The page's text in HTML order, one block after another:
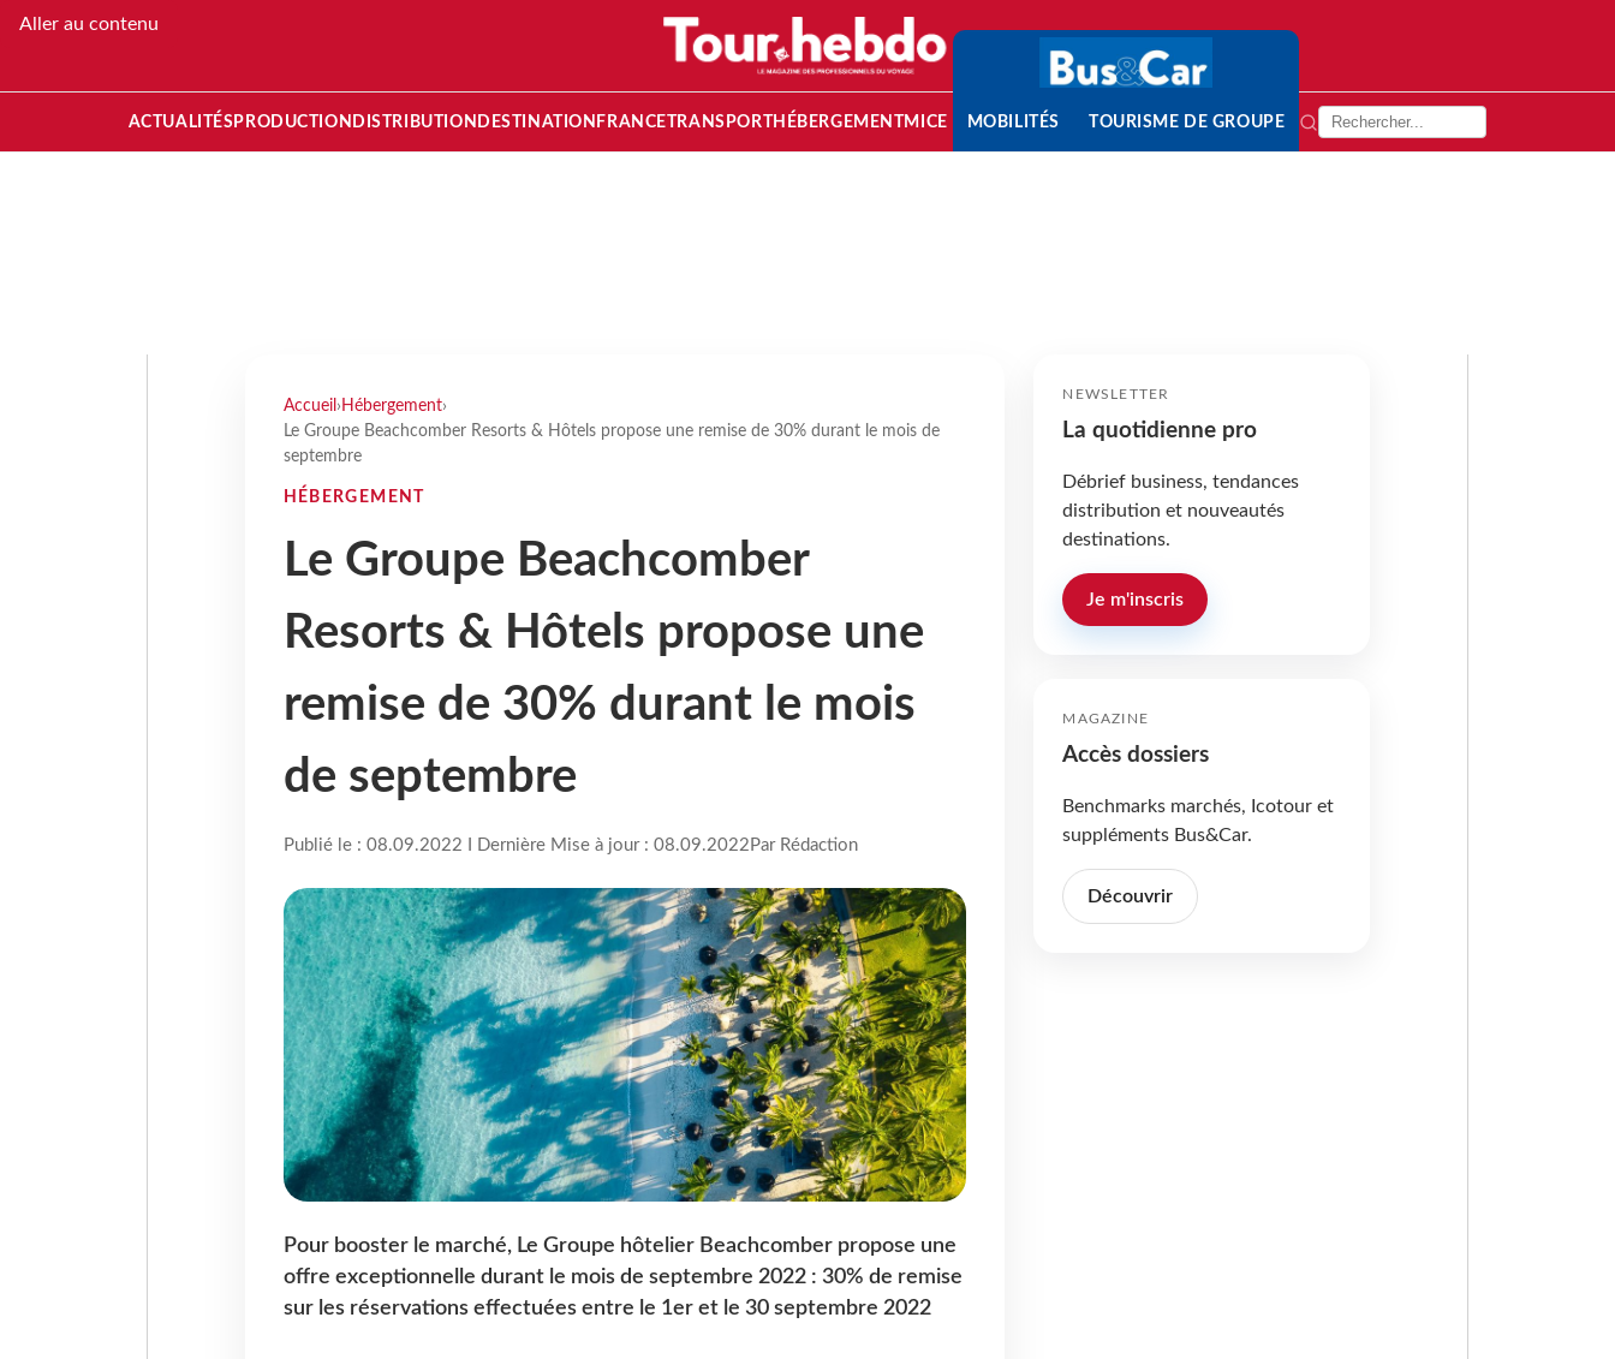
Aller au contenu
ACTUALITÉS PRODUCTION DISTRIBUTION DESTINATION FRANCETRANSPORT HÉBERGEMENTMICE MOBILITÉS TOURISME DE GROUPE
Accueil › Hébergement›
Le Groupe Beachcomber Resorts & Hôtels propose une remise de 30% durant le mois de
septembre
HÉBERGEMENT
Le Groupe Beachcomber
Resorts & Hôtels propose une
remise de 30% durant le mois
de septembre
Publié le : 08.09.2022 I Dernière Mise à jour : 08.09.2022 Par Rédaction
Pour booster le marché, Le Groupe hôtelier Beachcomber propose une
offre exceptionnelle durant le mois de septembre 2022 : 30% de remise
sur les réservations effectuées entre le 1er et le 30 septembre 2022
NEWSLETTER
La quotidienne pro
Débrief business, tendances
distribution et nouveautés
destinations.
Je m'inscris
MAGAZINE
Accès dossiers
Benchmarks marchés, Icotour et
suppléments Bus&Car.
Découvrir